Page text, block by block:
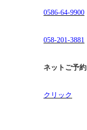
0586-64-9900
058-201-3881
ネットご予約
クリック